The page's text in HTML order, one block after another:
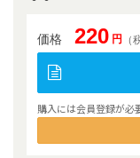
価格 220 円 （
購入には会員登録が必